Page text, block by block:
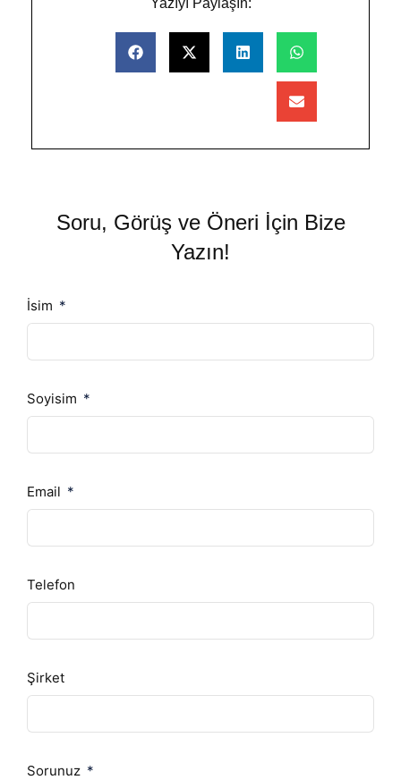
Yazıyı Paylaşın:
Soru, Görüş ve Öneri İçin Bize
Yazın!
İsim
Soyisim
Email
Telefon
Şirket
Sorunuz